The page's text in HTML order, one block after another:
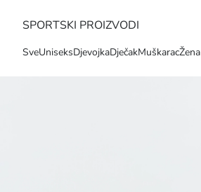
SPORTSKI PROIZVODI
SveUniseksDjevojkaDječakMuškaracŽena